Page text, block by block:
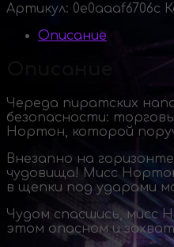
Артикул: 0e0aaaf6706c
Описание
Череда пиратских
безопасности:
Нортон, которой
Внезапно на
чудовища! Мисс
в щепки под ударами
Чудом спасшись, мисс
этом опасном и